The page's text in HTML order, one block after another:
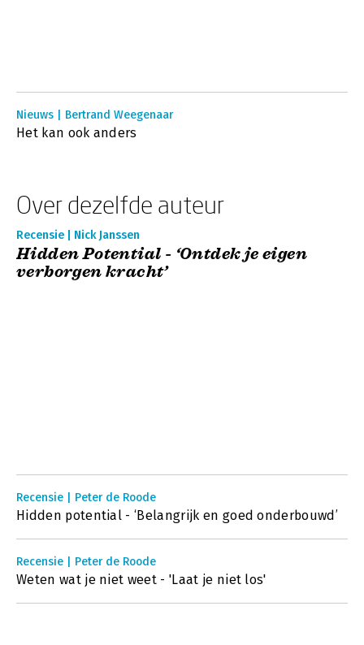
Nieuws | Bertrand Weegenaar
Het kan ook anders
Over dezelfde auteur
Recensie | Nick Janssen
Hidden Potential - ‘Ontdek je eigen
verborgen kracht’
Recensie | Peter de Roode
Hidden potential - ‘Belangrijk en goed onderbouwd’
Recensie | Peter de Roode
Weten wat je niet weet - 'Laat je niet los'